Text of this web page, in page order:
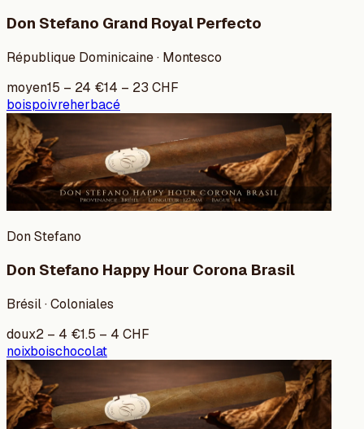
Don Stefano Grand Royal Perfecto
République Dominicaine · Montesco
moyen15 – 24 €14 – 23 CHF
boispoivreherbacé
Don Stefano
Don Stefano Happy Hour Corona Brasil
Brésil · Coloniales
doux2 – 4 €1.5 – 4 CHF
noixboischocolat